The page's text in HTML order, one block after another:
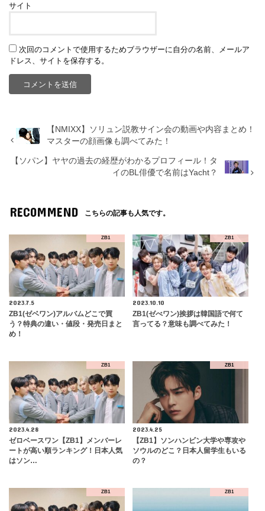
サイト
次回のコメントで使用するためブラウザーに自分の名前、メールア
ドレス、サイトを保存する。
【NMIXX】ソリュン説教サイン会の動画や内容まとめ！
マスターの顔画像も調べてみた！
【ソパン】ヤヤの過去の経歴がわかるプロフィール！タ
イのBL俳優で名前はYacht？
RECOMMEND こちらの記事も人気です。
ZB1
2023.7.5
ZB1(ゼベワン)アルバムどこで買
う？特典の違い・値段・発売日まと
め！
ZB1
2023.10.10
ZB1(ゼべワン)挨拶は韓国語で何て
言ってる？意味も調べてみた！
ZB1
2023.4.28
ゼロベースワン【ZB1】メンバーレ
ートが高い順ランキング！日本人気
はソン…
ZB1
2023.4.25
【ZB1】ソンハンビン大学や専攻や
ソウルのどこ？日本人留学生もいる
の？
ZB1 ZB1